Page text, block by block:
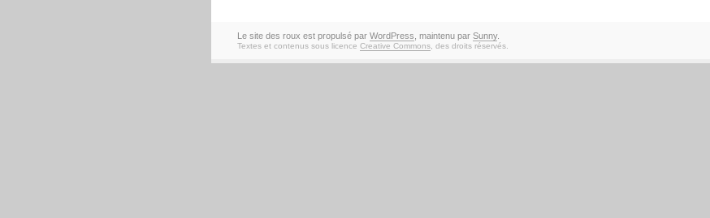
Le site des roux est propulsé par WordPress , maintenu par Sunny.
Textes et contenus sous licence Creative Commons, des droits réservés.